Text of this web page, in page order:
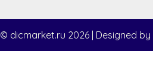
© dicmarket.ru 2026 Designed by